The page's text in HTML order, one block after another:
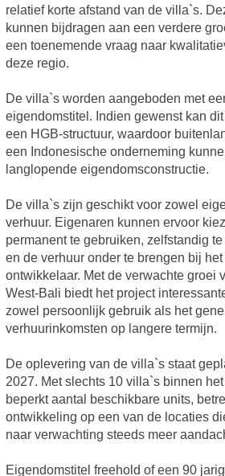
relatief korte afstand van de villa`s.
kunnen bijdragen aan een verdere
een toenemende vraag naar
deze regio.
De villa`s worden aangeboden met
eigendomstitel. Indien gewenst kan
een HGB-structuur, waardoor
een Indonesische onderneming
langlopende eigendomsconstructie.
De villa`s zijn geschikt voor zowel
verhuur. Eigenaren kunnen ervoor
permanent te gebruiken, zelfstandig
en de verhuur onder te brengen bij
ontwikkelaar. Met de verwachte groei
West-Bali biedt het project
zowel persoonlijk gebruik als het
verhuurinkomsten op langere termijn.
De oplevering van de villa`s staat
2027. Met slechts 10 villa`s binnen
beperkt aantal beschikbare units,
ontwikkeling op een van de locaties
naar verwachting steeds meer
Eigendomstitel freehold of een 90